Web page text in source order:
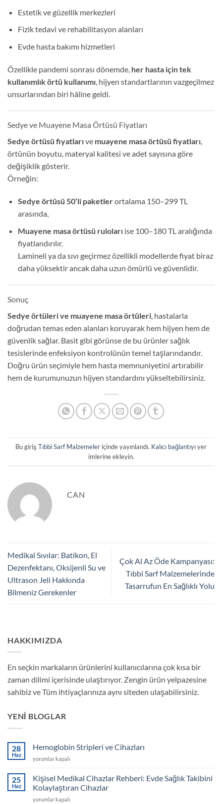
Estetik ve güzellik merkezleri
Fizik tedavi ve rehabilitasyon alanları
Evde hasta bakımı hizmetleri
Özellikle pandemi sonrası dönemde, her hasta için tek
kullanımlık örtü kullanımı , hijyen standartlarının vazgeçilmez
unsurlarından biri hâline geldi.
Sedye ve Muayene Masa Örtüsü Fiyatları
Sedye örtüsü fiyatlarıve muayene masa örtüsü fiyatları,
örtünün boyutu, materyal kalitesi ve adet sayısına göre
değişiklik gösterir.
Örneğin:
Sedye örtüsü 50’li paketlerortalama 150–299 TL
arasında,
Muayene masa örtüsü rulolarıise 100–180 TL aralığında
fiyatlandırılır.
Lamineli ya da sıvı geçirmez özellikli modellerde fiyat biraz
daha yüksektir ancak daha uzun ömürlü ve güvenlidir.
Sonuç
Sedye örtüleri ve muayene masa örtüleri , hastalarla
doğrudan temas eden alanları koruyarak hem hijyen hem de
güvenlik sağlar. Basit gibi görünse de bu ürünler sağlık
tesislerinde enfeksiyon kontrolünün temel taşlarındandır.
Doğru ürün seçimiyle hem hasta memnuniyetini artırabilir
hem de kurumunuzun hijyen standardını yükseltebilirsiniz.
Bu giriş Tıbbi Sarf Malzemeler içinde yayınlandı. Kalıcı bağlantıyıyer
imlerine ekleyin.
CAN
Medikal Sıvılar: Batikon, El
Dezenfektanı, Oksijenli Su ve
Ultrason Jeli Hakkında
Bilmeniz Gerekenler
Çok Al Az Öde Kampanyası:
Tıbbi Sarf Malzemelerinde
Tasarrufun En Sağlıklı Yolu
HAKKIMIZDA
En seçkin markaların ürünlerini kullanıcılarına çok kısa bir
zaman dilimi içerisinde ulaştırıyor. Zengin ürün yelpazesine
sahibiz ve Tüm ihtiyaçlarınıza aynı siteden ulaşabilirsiniz.
YENI BLOGLAR
28
Haz
Hemoglobin Stripleri ve Cihazları
Hemoglobin
ve
Cihazları
için
yorumlar kapalı
25
Haz
Kişisel Medikal Cihazlar Rehberi: Evde Sağlık Takibini
Kolaylaştıran Cihazlar
Kişisel
yorumlar kapalı